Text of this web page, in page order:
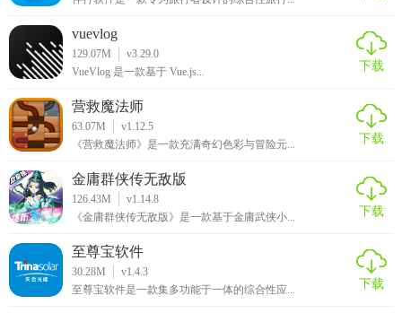
vuevlog
129.07M
v3.29.0
VueVlog 是一款基于 Vue.js...
下载
营救魔法师
63.07M
v1.12.5
《营救魔法师》是一款充满奇幻色彩与冒险元...
下载
金庸群侠传无敌版
126.43M
v1.14.8
《金庸群侠传无敌版》是一款基于金庸武侠小...
下载
至尊宝软件
30.28M
v1.4.3
至尊宝软件是一款集多功能于一体的综合性应...
下载